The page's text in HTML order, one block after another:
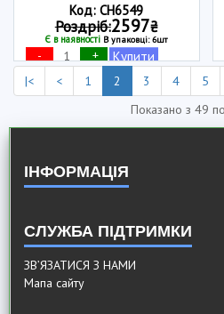
Код: CH6549
Роздріб:2597₴
Є в наявності В упаковці: 6шт
- + Купити
|< < 1 2 3 4 5
Показано з 49
ІНФОРМАЦІЯ
СЛУЖБА ПІДТРИМКИ
ЗВ’ЯЗАТИСЯ З НАМИ
Мапа сайту